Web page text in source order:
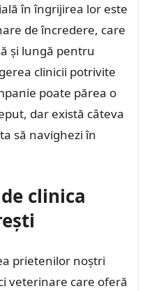
în îngrijirea lor este
de încredere, care
și lungă pentru
clinicii potrivite
poate părea o
dar există câteva
să navighezi în
clinica
prietenilor noștri
veterinare care oferă